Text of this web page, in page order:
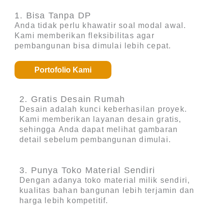
1. Bisa Tanpa DP
Anda tidak perlu khawatir soal modal awal.
Kami memberikan fleksibilitas agar
pembangunan bisa dimulai lebih cepat.
Portofolio Kami
2. Gratis Desain Rumah
Desain adalah kunci keberhasilan proyek.
Kami memberikan layanan desain gratis,
sehingga Anda dapat melihat gambaran
detail sebelum pembangunan dimulai.
3. Punya Toko Material Sendiri
Dengan adanya toko material milik sendiri,
kualitas bahan bangunan lebih terjamin dan
harga lebih kompetitif.